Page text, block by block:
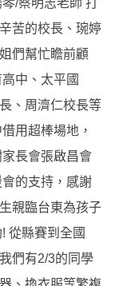
/蔡明志老師 打
苦的校長、琬婷
們幫忙瞻前顧
中、太平國
、周濟仁校長等
用超棒場地，
長會張啟昌會
的支持，感謝
親臨台東為孩子
從縣賽到全國
們有2/3的同學